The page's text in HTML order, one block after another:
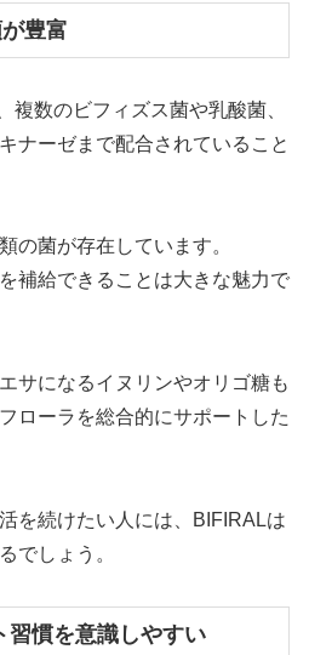
豊富
複数のビフィズス菌や乳酸菌、
ナーゼまで配合されていること
の菌が存在しています。
補給できることは大きな魅力で
サになるイヌリンやオリゴ糖も
ローラを総合的にサポートした
を続けたい人には、BIFIRALは
でしょう。
慣を意識しやすい